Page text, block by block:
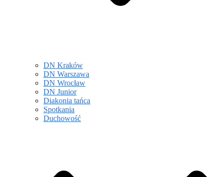
DN Kraków
DN Warszawa
DN Wrocław
DN Junior
Diakonia tańca
Spotkania
Duchowość